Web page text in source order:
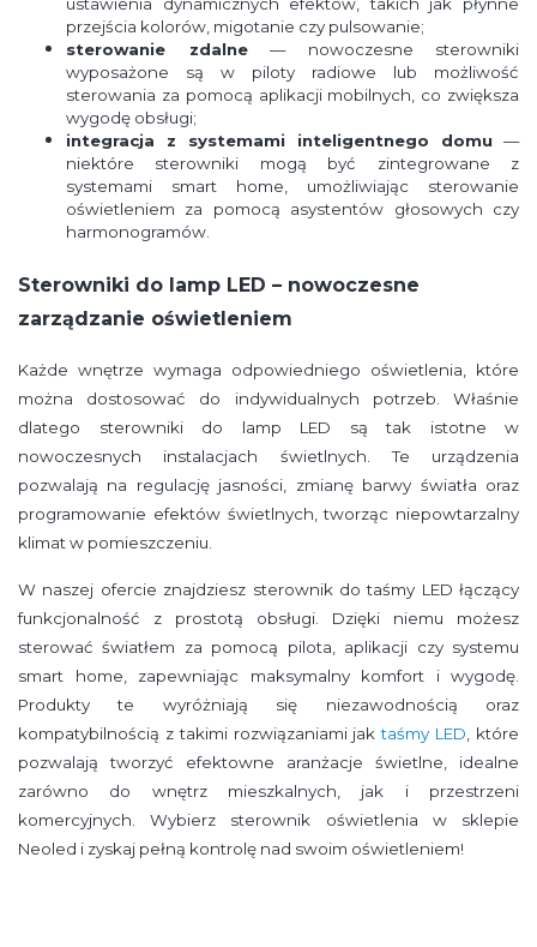
przejścia kolorów, migotanie czy pulsowanie;
sterowanie zdalne— nowoczesne sterowniki
wyposażone są w piloty radiowe lub możliwość
sterowania za pomocą aplikacji mobilnych, co zwiększa
wygodę obsługi;
integracja z systemami inteligentnego domu —
niektóre sterowniki mogą być zintegrowane z
systemami smart home, umożliwiając sterowanie
oświetleniem za pomocą asystentów głosowych czy
harmonogramów.
Sterowniki do lamp LED – nowoczesne
zarządzanie oświetleniem
Każde wnętrze wymaga odpowiedniego oświetlenia, które
można dostosować do indywidualnych potrzeb. Właśnie
dlatego sterowniki do lamp LED są tak istotne w
nowoczesnych instalacjach świetlnych. Te urządzenia
pozwalają na regulację jasności, zmianę barwy światła oraz
programowanie efektów świetlnych, tworząc niepowtarzalny
klimat w pomieszczeniu.
W naszej ofercie znajdziesz sterownik do taśmy LED łączący
funkcjonalność z prostotą obsługi. Dzięki niemu możesz
sterować światłem za pomocą pilota, aplikacji czy systemu
smart home, zapewniając maksymalny komfort i wygodę.
Produkty te wyróżniają się niezawodnością oraz
kompatybilnością z takimi rozwiązaniami jaktaśmy LED , które
pozwalają tworzyć efektowne aranżacje świetlne, idealne
zarówno do wnętrz mieszkalnych, jak i przestrzeni
komercyjnych. Wybierz sterownik oświetlenia w sklepie
Neoled i zyskaj pełną kontrolę nad swoim oświetleniem!